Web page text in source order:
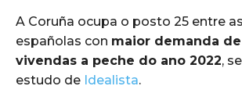
A Coruña ocupa o posto 25 entre
españolas con maior demanda
vivendas a peche do ano 2022,
estudo de Idealista.